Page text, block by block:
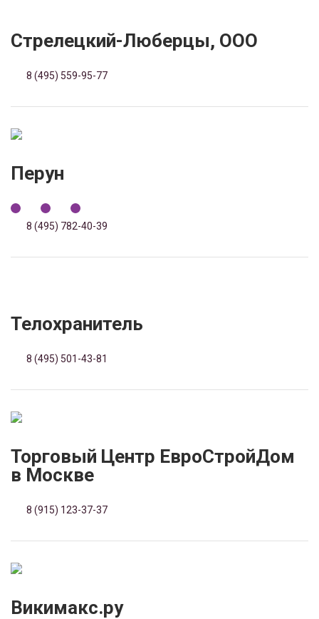
Стрелецкий-Люберцы, ООО
8 (495) 559-95-77
Перун
8 (495) 782-40-39
Телохранитель
8 (495) 501-43-81
Торговый Центр ЕвроСтройДом
в Москве
8 (915) 123-37-37
Викимакс.ру